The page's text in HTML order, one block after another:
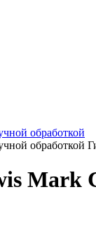
обработкой
обработкой
Mark